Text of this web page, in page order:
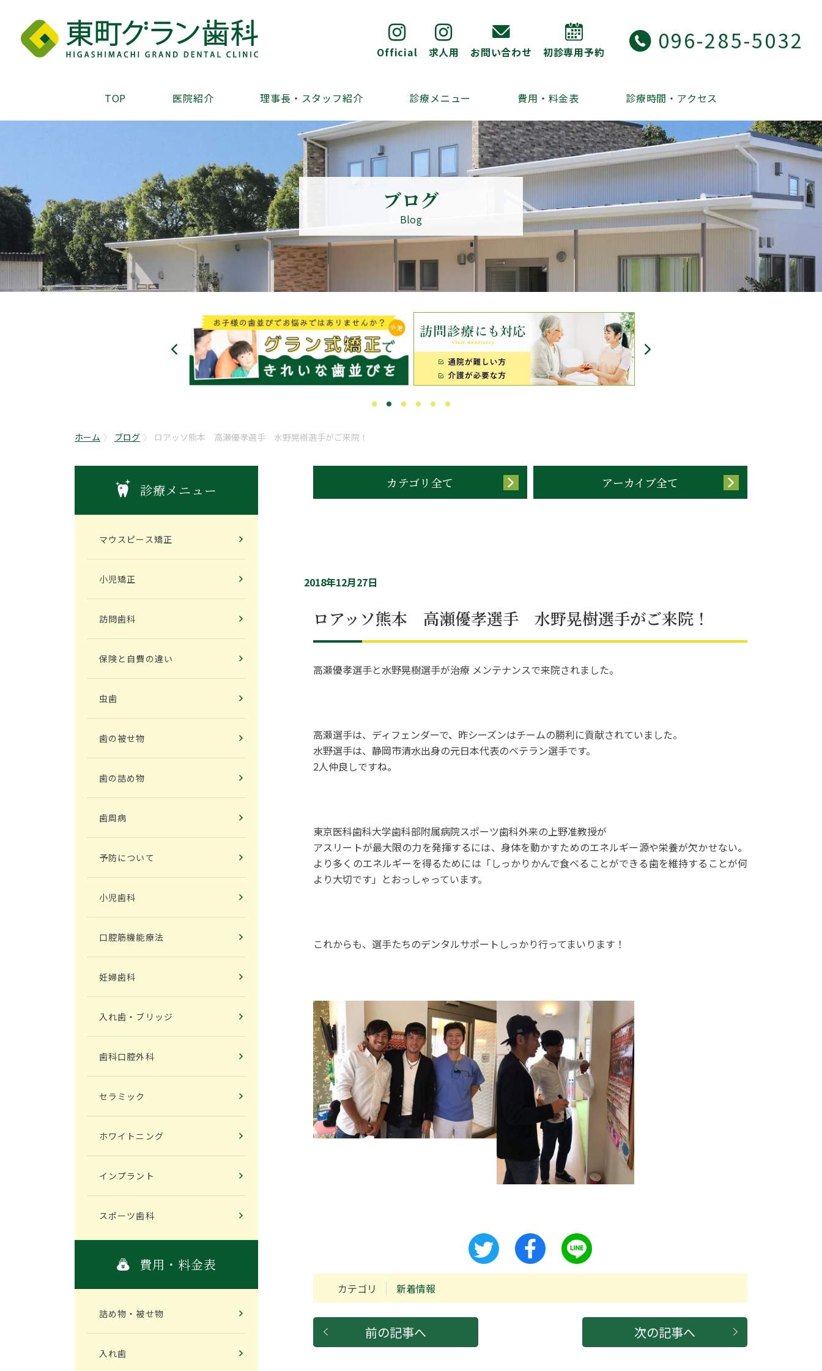
Official 求人用 お問い合わせ 初診専用予約 096-285-5032
TOP 医院紹介 理事長・スタッフ紹介 診療メニュー 費用・料金表 診療時間・アクセス
ブログ
Blog
ホーム ブログ ロアッソ熊本 高瀬優孝選手 水野晃樹選手がご来院！
カテゴリ全て アーカイブ全て
2018年12月27日
ロアッソ熊本 高瀬優孝選手 水野晃樹選手がご来院！
高瀬優孝選手と水野晃樹選手が治療 メンテナンスで来院されました。
高瀬選手は、ディフェンダーで、昨シーズンはチームの勝利に貢献されていました。
水野選手は、静岡市清水出身の元日本代表のベテラン選手です。
2人仲良しですね。
東京医科歯科大学歯科部附属病院スポーツ歯科外来の上野准教授が
アスリートが最大限の力を発揮するには、身体を動かすためのエネルギー源や栄養が欠かせない。
より多くのエネルギーを得るためには「しっかりかんで食べることができる歯を維持することが何
より大切です」とおっしゃっています。
これからも、選手たちのデンタルサポートしっかり行ってまいります！
カテゴリ 新着情報
前の記事へ 次の記事へ
診療メニュー
マウスピース矯正
小児矯正
訪問歯科
保険と自費の違い
虫歯
歯の被せ物
歯の詰め物
歯周病
予防について
小児歯科
口腔筋機能療法
妊婦歯科
入れ歯・ブリッジ
歯科口腔外科
セラミック
ホワイトニング
インプラント
スポーツ歯科
費用・料金表
詰め物・被せ物
入れ歯